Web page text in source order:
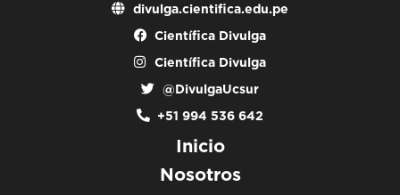
divulga.cientifica.edu.pe
Científica Divulga
Científica Divulga
@DivulgaUcsur
+51 994 536 642
Inicio
Nosotros